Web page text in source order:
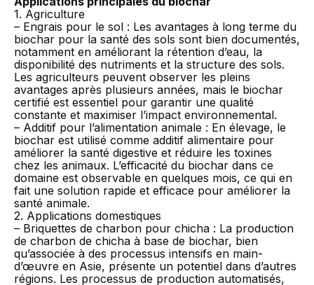
1. Agriculture
– Engrais pour le sol : Les avantages à long terme du
biochar pour la santé des sols sont bien documentés,
notamment en améliorant la rétention d’eau, la
disponibilité des nutriments et la structure des sols.
Les agriculteurs peuvent observer les pleins
avantages après plusieurs années, mais le biochar
certifié est essentiel pour garantir une qualité
constante et maximiser l’impact environnemental.
– Additif pour l’alimentation animale : En élevage, le
biochar est utilisé comme additif alimentaire pour
améliorer la santé digestive et réduire les toxines
chez les animaux. L’efficacité du biochar dans ce
domaine est observable en quelques mois, ce qui en
fait une solution rapide et efficace pour améliorer la
santé animale.
2. Applications domestiques
– Briquettes de charbon pour chicha : La production
de charbon de chicha à base de biochar, bien
qu’associée à des processus intensifs en main-
d’œuvre en Asie, présente un potentiel dans d’autres
régions. Les processus de production automatisés,